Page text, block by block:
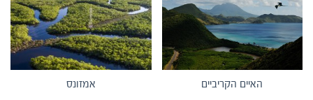
האיים הקריביים אמזונס